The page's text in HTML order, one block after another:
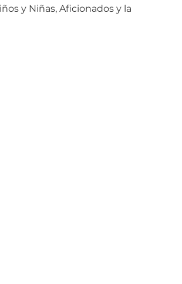
y Niñas, Aficionados y la